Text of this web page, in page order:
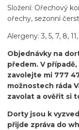
Složení: Ořechový
ořechy, sezonní
Alergeny: 3, 5, 7, 8, 11,
Objednávky na
předem. V
zavolejte mi 777
možnostech ráda
zavolat a ověřit si
Dorty jsou k
přijde zpráva do